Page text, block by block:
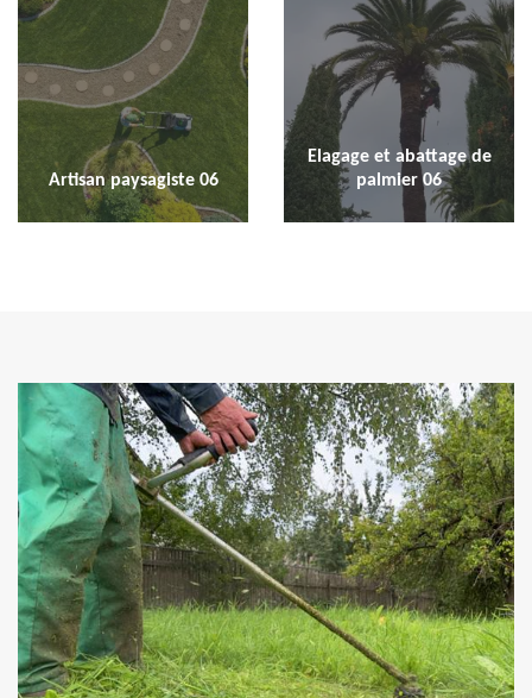
Artisan paysagiste 06
Elagage et abattage de
palmier 06